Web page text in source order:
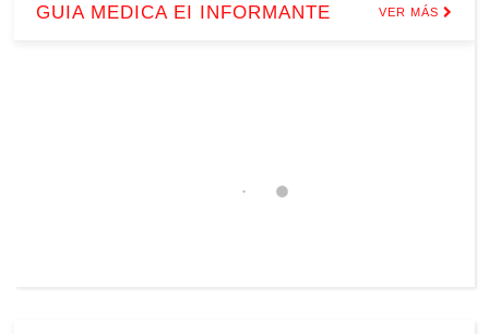
GUIA MEDICA EI INFORMANTE VER MÁS